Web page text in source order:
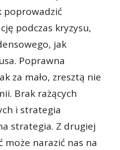
poprowadzić
podczas kryzysu,
jak
Poprawna
za mało, zresztą nie
Brak rażących
i strategia
strategia. Z drugiej
narazić nas na